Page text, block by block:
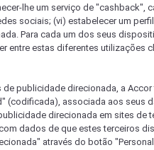
lhe um serviço de "cashback",
sociais; (vi) estabelecer um
Para cada um dos seus
entre estas diferentes utilizações
publicidade direcionada, a Accor
(codificada), associada aos seus
direcionada em sites de
dados de que estes terceiros
através do botão